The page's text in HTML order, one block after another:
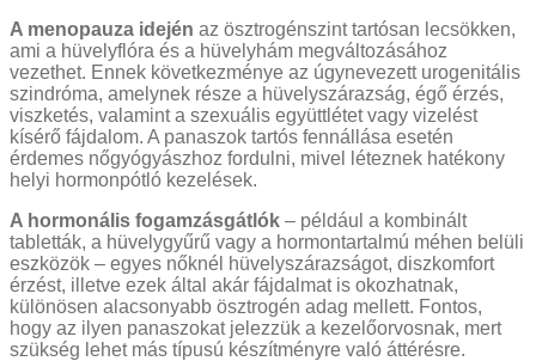
A menopauza idején az ösztrogénszint tartósan lecsökken,
ami a hüvelyflóra és a hüvelyhám megváltozásához
vezethet. Ennek következménye az úgynevezett urogenitális
szindróma, amelynek része a hüvelyszárazság, égő érzés,
viszketés, valamint a szexuális együttlétet vagy vizelést
kísérő fájdalom. A panaszok tartós fennállása esetén
érdemes nőgyógyászhoz fordulni, mivel léteznek hatékony
helyi hormonpótló kezelések.
A hormonális fogamzásgátlók – például a kombinált
tabletták, a hüvelygyűrű vagy a hormontartalmú méhen belüli
eszközök – egyes nőknél hüvelyszárazságot, diszkomfort
érzést, illetve ezek által akár fájdalmat is okozhatnak,
különösen alacsonyabb ösztrogén adag mellett. Fontos,
hogy az ilyen panaszokat jelezzük a kezelőorvosnak, mert
szükség lehet más típusú készítményre való áttérésre.